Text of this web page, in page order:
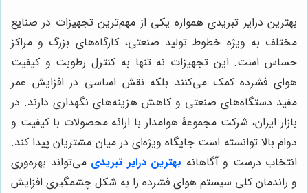
بهترین درایر تبریدی همواره یکی از مهم‌ترین تجهیزات در صنایع
مختلف به ویژه خطوط تولید صنعتی، کارگاه‌های بزرگ و مراکز
حساس است. این تجهیزات نه تنها به کنترل رطوبت و کیفیت
هوای فشرده کمک می‌کنند بلکه نقش اساسی در افزایش عمر
مفید دستگاه‌های صنعتی و کاهش هزینه‌های نگهداری دارند. در
بازار ایران، شرکت مجموعۀ هوامدار با ارائه محصولات با کیفیت و
دوام بالا توانسته است جایگاه ویژه‌ای در میان مشتریان پیدا کند.
انتخاب درست و آگاهانه بهترین درایر تبریدی می‌تواند بهره‌وری
و راندمان کلی سیستم هوای فشرده را به شکل چشمگیری افزایش